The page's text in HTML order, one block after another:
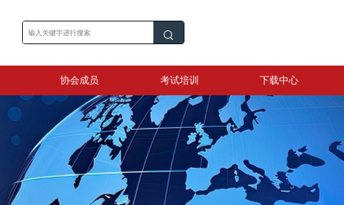
协会成员 考试培训 下载中心